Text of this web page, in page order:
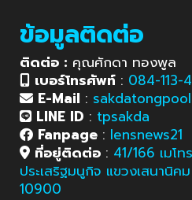
ข้อมูลติดต่อ
ติดต่อ : คุณศักดา ทองพูล
เบอร์โทรศัพท์ : 084-113-
E-Mail :
LINE ID : tpsakda
Fanpage : lensnews21
ที่อยู่ติดต่อ : 41/166 เมโ
ประเสริฐมนูกิจ แขวงเสนานิค
10900